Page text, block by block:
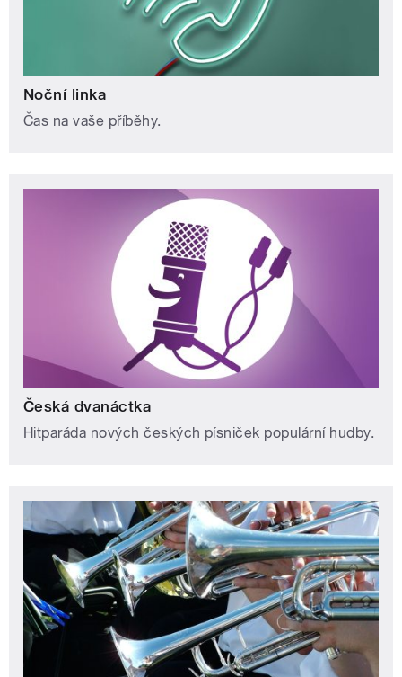
Noční linka
Čas na vaše příběhy.
Česká dvanáctka
Hitparáda nových českých písniček populární hudby.